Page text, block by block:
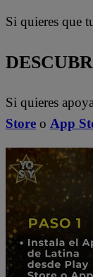
Si quieres que
Si quieres
Store o App